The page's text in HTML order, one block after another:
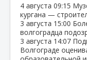
4 августа 09:15
кургана —
3 августа 15:00
волгоградца
3 августа 14:07
Волгограде